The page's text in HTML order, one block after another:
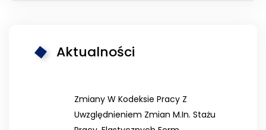
Aktualności
Zmiany W Kodeksie Pracy Z
Uwzględnieniem Zmian M.in. Stażu